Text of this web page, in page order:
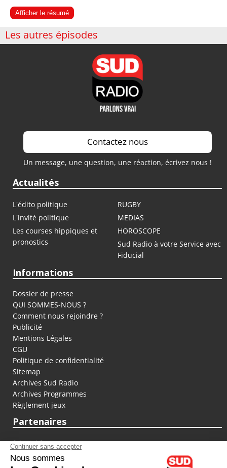
Afficher le résumé
Les autres épisodes
Contactez nous
Un message, une question, une réaction, écrivez nous !
Actualités
L'édito politique
RUGBY
L'invité politique
MEDIAS
Les courses hippiques et
pronostics
HOROSCOPE
Sud Radio à votre Service avec
Fiducial
Informations
Dossier de presse
QUI SOMMES-NOUS ?
Comment nous rejoindre ?
Publicité
Mentions Légales
CGU
Politique de confidentialité
Sitemap
Archives Sud Radio
Archives Programmes
Règlement jeux
Partenaires
fiducial.fr
lyoncapitale.fr